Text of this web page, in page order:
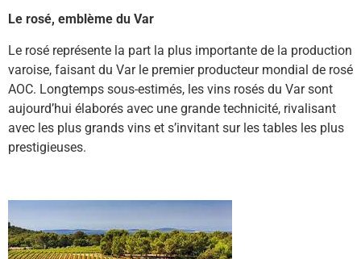
Le rosé, emblème du Var
Le rosé représente la part la plus importante de la production
varoise, faisant du Var le premier producteur mondial de rosé
AOC. Longtemps sous-estimés, les vins rosés du Var sont
aujourd’hui élaborés avec une grande technicité, rivalisant
avec les plus grands vins et s’invitant sur les tables les plus
prestigieuses.